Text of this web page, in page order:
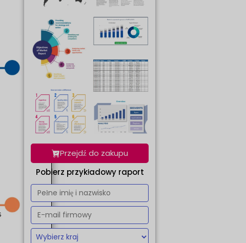
Przejdź do zakupu
Pobierz przykładowy raport